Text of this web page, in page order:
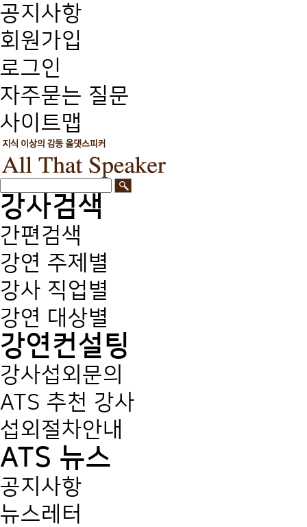
공지사항
회원가입
로그인
자주묻는 질문
사이트맵
강사검색
간편검색
강연 주제별
강사 직업별
강연 대상별
강연컨설팅
강사섭외문의
ATS 추천 강사
섭외절차안내
ATS 뉴스
공지사항
뉴스레터